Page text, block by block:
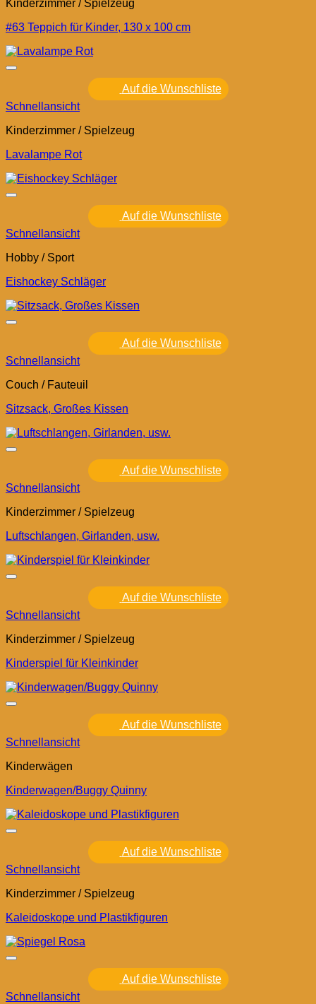
Kinderzimmer / Spielzeug
#63 Teppich für Kinder, 130 x 100 cm
Auf die Wunschliste
Schnellansicht
Kinderzimmer / Spielzeug
Lavalampe Rot
Auf die Wunschliste
Schnellansicht
Hobby / Sport
Eishockey Schläger
Auf die Wunschliste
Schnellansicht
Couch / Fauteuil
Sitzsack, Großes Kissen
Auf die Wunschliste
Schnellansicht
Kinderzimmer / Spielzeug
Luftschlangen, Girlanden, usw.
Auf die Wunschliste
Schnellansicht
Kinderzimmer / Spielzeug
Kinderspiel für Kleinkinder
Auf die Wunschliste
Schnellansicht
Kinderwägen
Kinderwagen/Buggy Quinny
Auf die Wunschliste
Schnellansicht
Kinderzimmer / Spielzeug
Kaleidoskope und Plastikfiguren
Auf die Wunschliste
Schnellansicht